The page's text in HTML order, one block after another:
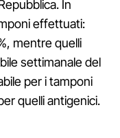
In
effettuati:
mentre quelli
settimanale del
per i tamponi
quelli antigenici.